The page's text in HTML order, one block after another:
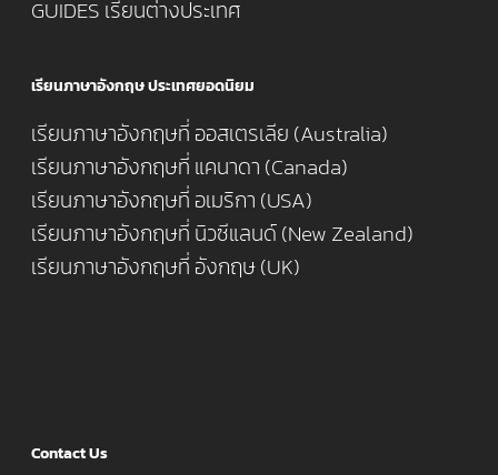
GUIDES เรียนต่างประเทศ
เรียนภาษาอังกฤษ ประเทศยอดนิยม
เรียนภาษาอังกฤษที่ ออสเตรเลีย (Australia)
เรียนภาษาอังกฤษที่ แคนาดา (Canada)
เรียนภาษาอังกฤษที่ อเมริกา (USA)
เรียนภาษาอังกฤษที่ นิวซีแลนด์ (New Zealand)
เรียนภาษาอังกฤษที่ อังกฤษ (UK)
Contact Us